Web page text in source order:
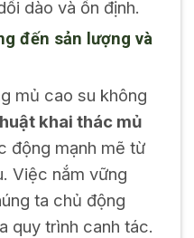
dào và ổn định.
đến sản lượng và
mủ cao su không
khai thác mủ
động mạnh mẽ từ
Việc nắm vững
ta chủ động
quy trình canh tác.